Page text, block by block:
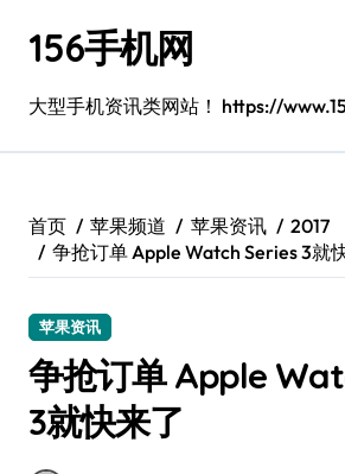
156手机网
大型手机资讯类网站！ https://
首页 苹果频道 苹果资讯
2017
争抢订单 Apple Watch Series 3就
苹果资讯
争抢订单 Apple
3就快来了